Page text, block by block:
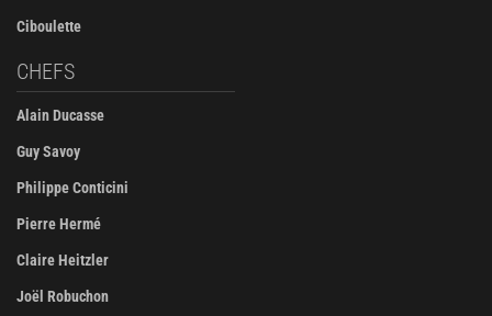
Ciboulette
CHEFS
Alain Ducasse
Guy Savoy
Philippe Conticini
Pierre Hermé
Claire Heitzler
Joël Robuchon